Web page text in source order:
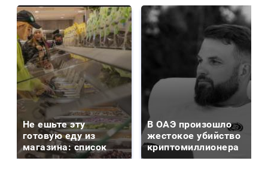
Не ешьте эту
готовую еду из
магазина: список
В ОАЭ произошло
жестокое убийство
криптомиллионера